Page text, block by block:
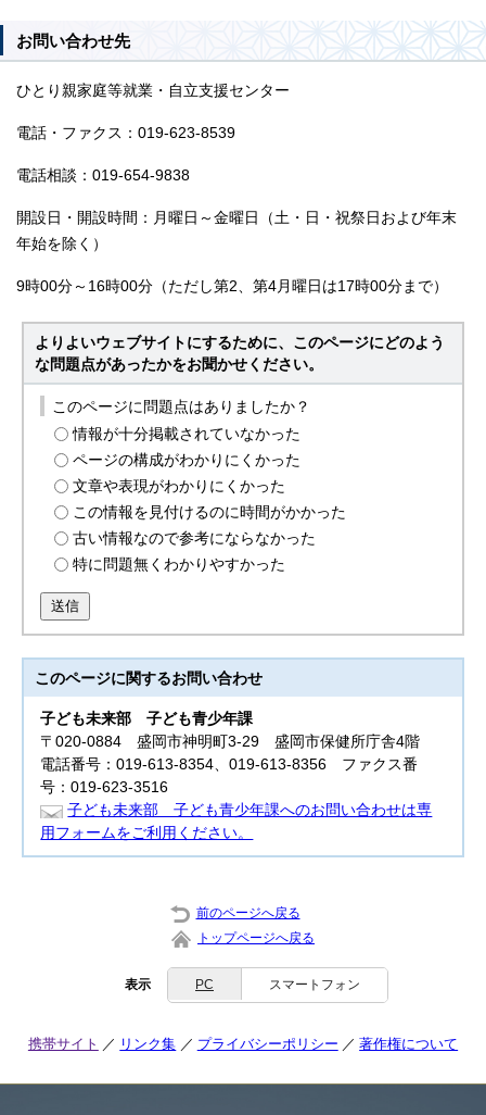
お問い合わせ先
ひとり親家庭等就業・自立支援センター
電話・ファクス：019-623-8539
電話相談：019-654-9838
開設日・開設時間：月曜日～金曜日（土・日・祝祭日および年末
年始を除く）
9時00分～16時00分（ただし第2、第4月曜日は17時00分まで）
よりよいウェブサイトにするために、このページにどのよう
な問題点があったかをお聞かせください。
このページに問題点はありましたか？
情報が十分掲載されていなかった
ページの構成がわかりにくかった
文章や表現がわかりにくかった
この情報を見付けるのに時間がかかった
古い情報なので参考にならなかった
特に問題無くわかりやすかった
送信
このページに関するお問い合わせ
子ども未来部子ども青少年課
〒020-0884 盛岡市神明町3-29 盛岡市保健所庁舎4階
電話番号：019-613-8354、019-613-8356 ファクス番
号：019-623-3516
子ども未来部 子ども青少年課へのお問い合わせは専
用フォームをご利用ください。
前のページへ戻る
トップページへ戻る
表示 PC スマートフォン
携帯サイト リンク集 プライバシーポリシー 著作権について